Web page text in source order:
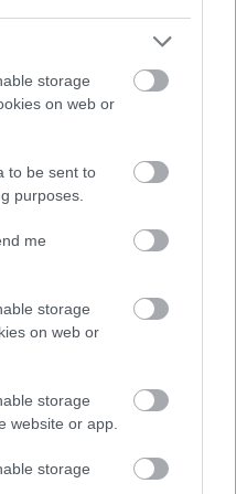
storage
on web or
to be sent to
purposes.
me
storage
on web or
storage
website or app.
storage
է մարսողական
որ այն հարուստ է
կարող է իսկապես
մանրաթել,
կանոնավոր
դարձնում է
սնուցում է
պահպանելով
Այս
է բուժել